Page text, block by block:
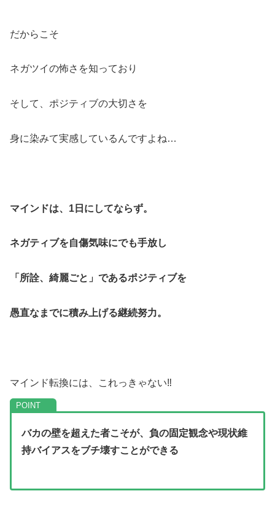
だからこそ
ネガツイの怖さを知っており
そして、ポジティブの大切さを
身に染みて実感しているんですよね…
マインドは、1日にしてならず。
ネガティブを自傷気味にでも手放し
「所詮、綺麗ごと」であるポジティブを
愚直なまでに積み上げる継続努力。
マインド転換には、これっきゃない‼
バカの壁を超えた者こそが、負の固定観念や現状維
持バイアスをブチ壊すことができる